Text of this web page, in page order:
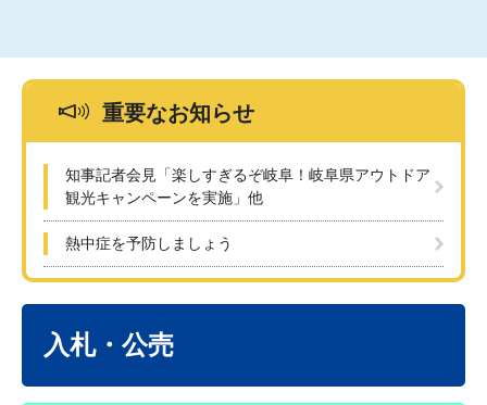
重要なお知らせ
知事記者会見「楽しすぎるぞ岐阜！岐阜県アウトドア
観光キャンペーンを実施」他
熱中症を予防しましょう
入札・公売